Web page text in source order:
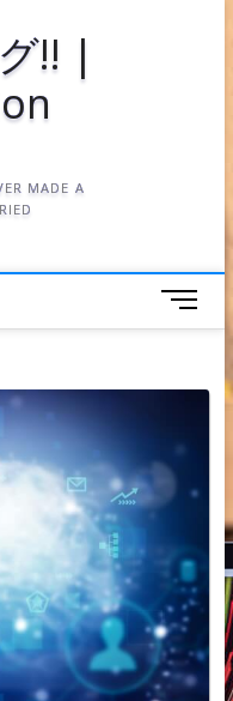
!! |
MADE A
メ
ニ